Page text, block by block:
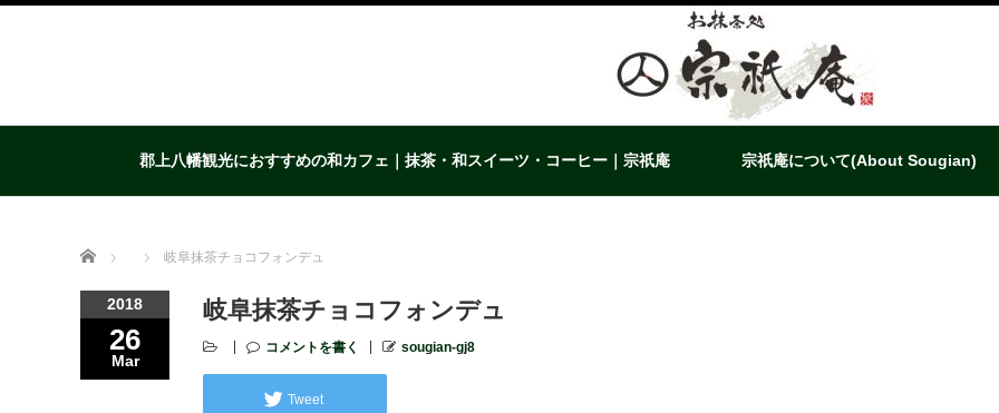
郡上八幡観光におすすめの和カフェ｜抹茶・和スイーツ・コーヒー｜宗祇庵 宗祇庵について(About Sougian)
Home 岐阜抹茶チョコフォンデュ
2018
26
Mar
岐阜抹茶チョコフォンデュ
コメントを書く sougian-gj8
Tweet